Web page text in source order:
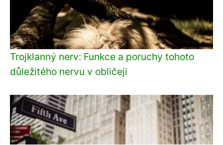
Trojklanný nerv: Funkce a poruchy tohoto
důležitého nervu v obličeji